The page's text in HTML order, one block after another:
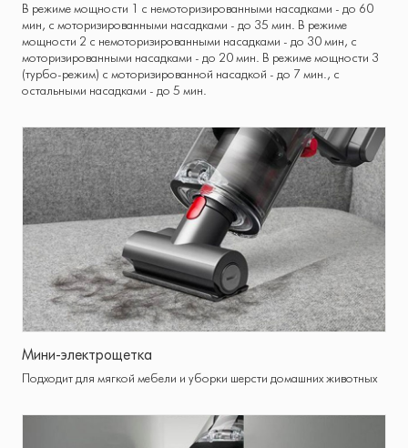
В режиме мощности 1 c немоторизированными насадками - до 60
мин, c моторизированными насадками - до 35 мин. В режиме
мощности 2 с немоторизированными насадками - до 30 мин, с
моторизированными насадками - до 20 мин. В режиме мощности 3
(турбо-режим) с моторизированной насадкой - до 7 мин., с
остальными насадками - до 5 мин.
Мини-электрощетка
Подходит для мягкой мебели и уборки шерсти домашних животных